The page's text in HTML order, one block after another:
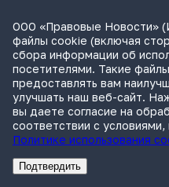
Минцифры хочет
системных помощников с ИИ
Практика
, 17:33
Экс-совладельца «Азбуки
растрате $11 млн
Практика
, 17:02
Суд не признал решение
компании
Международная практика
, 17:01РекламаАдвокатское бюро
ООО «Правовые Новости»
файлы cookie (включая
сбора информации об
посетителями. Такие
предоставлять вам
улучшать наш веб-сайт.
вы даете согласие на
соответствии с
Политике использования
Подтвердить